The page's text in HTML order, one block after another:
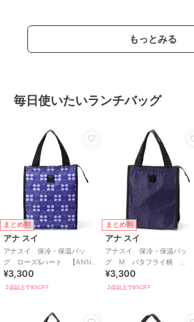
もっとみる
毎日使いたいランチバッグ
まとめ割
アナ スイ
アナスイ 保冷・保温バッ
グ ローズ&ハート 【ANNA
SUI】
¥3,300
2点以上で8%OFF
まとめ割
アナ スイ
アナスイ 保冷・保温バッ
グ M バタフライ柄
【ANNA SUI】
¥3,300
2点以上で8%OFF